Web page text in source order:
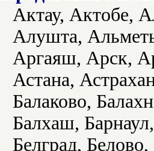
Актау, Актобе,
Алушта,
Аргаяш, Арск,
Астана,
Балаково,
Балхаш,
Белград,